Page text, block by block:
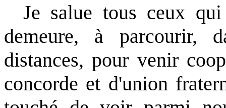
Je salue tous ceux
demeure, à parcourir,
distances, pour venir
concorde et d'union